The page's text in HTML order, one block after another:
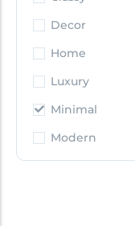
Decor
Home
Luxury
Minimal
Modern